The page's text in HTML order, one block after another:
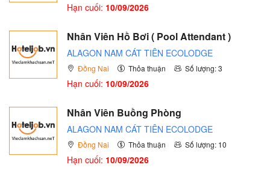
Hạn cuối: 10/09/2026
Nhân Viên Hồ Bơi ( Pool Attendant )
ALAGON NAM CÁT TIÊN ECOLODGE
Đồng Nai Thỏa thuận Số lượng: 3
Hạn cuối: 10/09/2026
Nhân Viên Buồng Phòng
ALAGON NAM CÁT TIÊN ECOLODGE
Đồng Nai Thỏa thuận Số lượng: 10
Hạn cuối: 10/09/2026